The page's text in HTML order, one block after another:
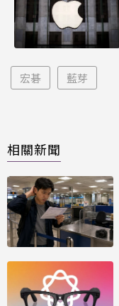
宏碁 藍芽
相關新聞